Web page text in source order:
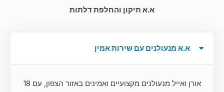
א.א תיקון והחלפת דלתות
א.א מנעולנים עם שירות אמין
אורן ואייל מנעולנים מקצועיים ואמינים באזור הצפון, עם 18